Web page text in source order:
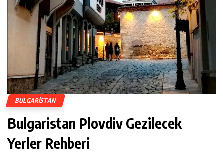
BULGARISTAN
Bulgaristan Plovdiv Gezilecek
Yerler Rehberi